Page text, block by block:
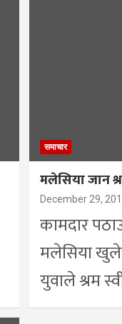
समाचार
मलेसिया जान
December 29,
कामदार
मलेसिया
युवाले श्रम